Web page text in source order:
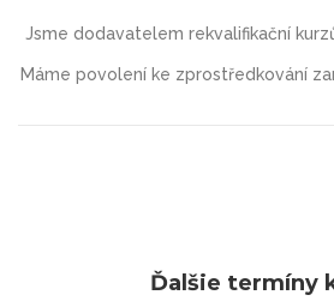
Jsme dodavatelem rekvalifikační
Máme povolení ke zprostředkování
Ďalšie termíny